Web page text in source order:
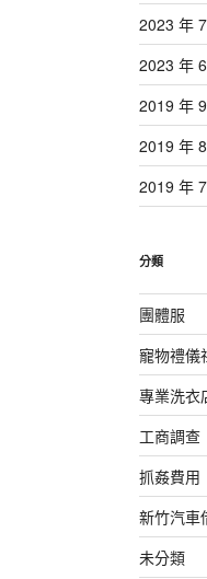
2023 年
2023 年
2019 年
2019 年
2019 年
分類
團體服
寵物禮儀
專業洗衣
工商調查
抓姦費用
新竹汽車
未分類